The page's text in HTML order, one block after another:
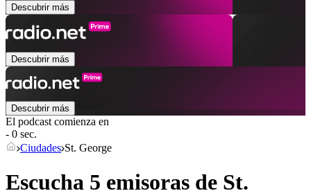
Descubrir más
Descubrir más
Descubrir más
El podcast comienza en
- 0 sec.
Ciudades St. George
Escucha 5 emisoras de St.